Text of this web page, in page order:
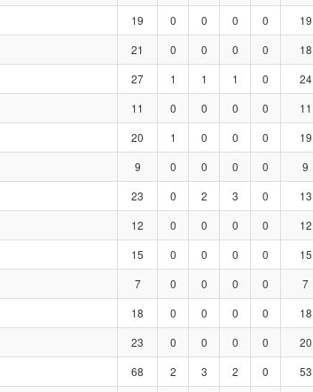
19 0 0 0 0 19
21 0 0 0 0 18
27 1 1 1 0 24
11 0 0 0 0 11
20 1 0 0 0 19
9 0 0 0 0 9
23 0 2 3 0 13
12 0 0 0 0 12
15 0 0 0 0 15
7 0 0 0 0 7
18 0 0 0 0 18
23 0 0 0 0 20
68 2 3 2 0 53